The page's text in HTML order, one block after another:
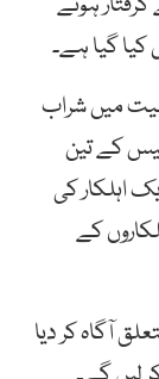
کیا گیا ہے۔
میں شراب
کے تین
اہلکار کی
کے
آگاہ کر دیا